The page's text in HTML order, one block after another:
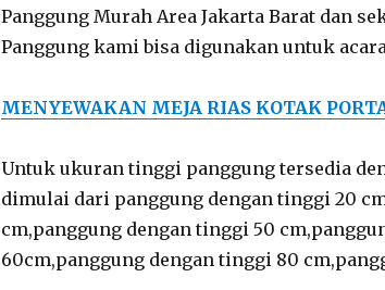
Panggung Murah Area Jakarta Barat dan
Panggung kami bisa digunakan untuk
MENYEWAKAN MEJA RIAS KOTAK
Untuk ukuran tinggi panggung tersedia
dimulai dari panggung dengan tinggi 20
cm,panggung dengan tinggi 50
60cm,panggung dengan tinggi 80